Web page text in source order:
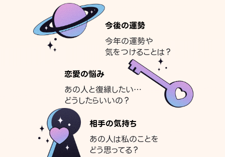
今後の運勢
今年の運勢や
気をつけることは？
恋愛の悩み
あの人と復縁したい…
どうしたらいいの？
相手の気持ち
あの人は私のことを
どう思ってる？